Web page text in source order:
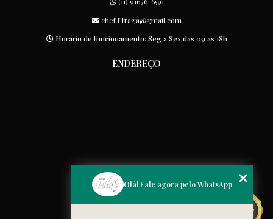
chef.f.fraga@gmail.com
Horário de funcionamento: Seg a Sex das 09 as 18h
ENDEREÇO
MENU
Home
Olá! Fale agora pelo WhatsApp